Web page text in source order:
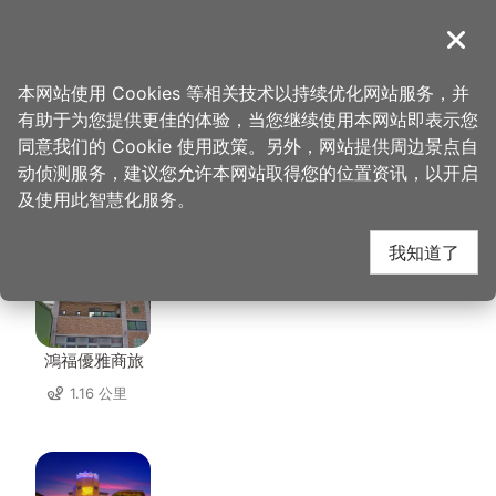
導覽
首页 > 想去的地方 > 美食、购物 > 三木工作坊
三木工作坊 周边住宿
鴻福優雅商旅
1.16 公里
关闭
本网站使用 Cookies 等相关技术以持续优化网站服务，并
有助于为您提供更佳的体验，当您继续使用本网站即表示您
同意我们的 Cookie 使用政策。另外，网站提供周边景点自
动侦测服务，建议您允许本网站取得您的位置资讯，以开启
及使用此智慧化服务。
我知道了